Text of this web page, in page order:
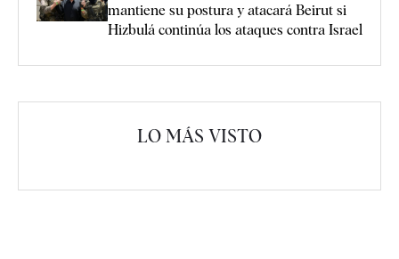
mantiene su postura y atacará Beirut si
Hizbulá continúa los ataques contra Israel
LO MÁS VISTO